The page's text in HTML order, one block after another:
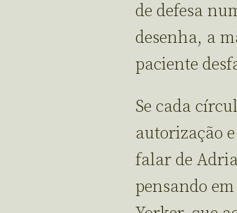
de defesa
desenha, a
paciente
Se cada
autorização
falar de
pensando